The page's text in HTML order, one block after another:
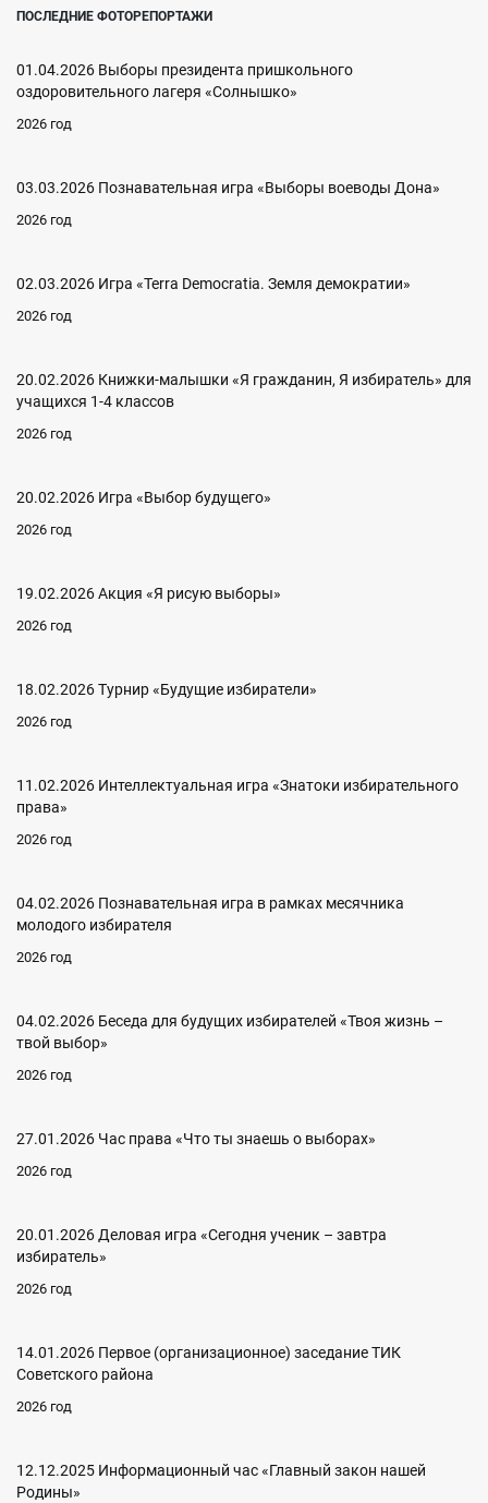
ПОСЛЕДНИЕ ФОТОРЕПОРТАЖИ
01.04.2026 Выборы президента пришкольного
оздоровительного лагеря «Солнышко»
2026 год
03.03.2026 Познавательная игра «Выборы воеводы Дона»
2026 год
02.03.2026 Игра «Terra Democratia. Земля демократии»
2026 год
20.02.2026 Книжки-малышки «Я гражданин, Я избиратель» для
учащихся 1-4 классов
2026 год
20.02.2026 Игра «Выбор будущего»
2026 год
19.02.2026 Акция «Я рисую выборы»
2026 год
18.02.2026 Турнир «Будущие избиратели»
2026 год
11.02.2026 Интеллектуальная игра «Знатоки избирательного
права»
2026 год
04.02.2026 Познавательная игра в рамках месячника
молодого избирателя
2026 год
04.02.2026 Беседа для будущих избирателей «Твоя жизнь –
твой выбор»
2026 год
27.01.2026 Час права «Что ты знаешь о выборах»
2026 год
20.01.2026 Деловая игра «Сегодня ученик – завтра
избиратель»
2026 год
14.01.2026 Первое (организационное) заседание ТИК
Советского района
2026 год
12.12.2025 Информационный час «Главный закон нашей
Родины»